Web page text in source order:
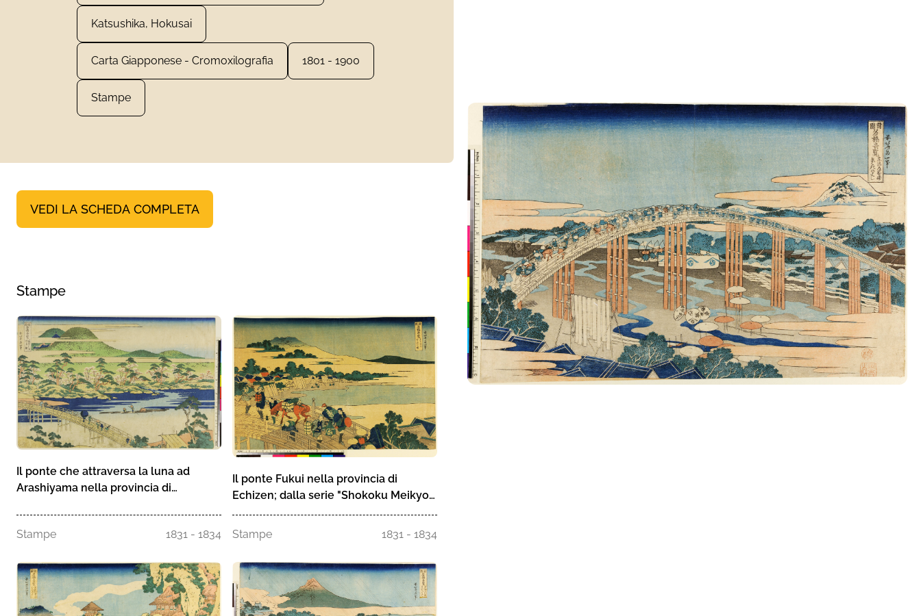
Katsushika, Hokusai
Carta Giapponese - Cromoxilografia 1801 - 1900
Stampe
VEDI LA SCHEDA COMPLETA
Stampe
Il ponte che attraversa la luna ad
Arashiyama nella provincia di
Stampe 1831 - 1834
Il ponte Fukui nella provincia di
Echizen; dalla serie "Shokoku Meikyo
Kiran" (Vedute rare di ponti famosi
nelle province)
Stampe 1831 - 1834